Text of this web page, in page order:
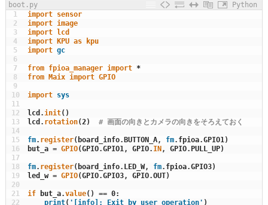
boot.py
Python
1
2
3
4
5
6
7
8
9
10
11
12
13
14
15
16
17
18
19
20
21
22
import sensor
import image
import
lcd
import
KPU as
kpu
import gc
from fpioa_manager import *
from
Maix import GPIO
import sys
lcd .init( )
lcd . rotation(2) # 画面の向きとカメラの向きをそろえておく
fm. register( board_info. BUTTON_A, fm. fpioa.GPIO1)
but_a = GPIO(GPIO.GPIO1, GPIO. IN , GPIO. PULL_UP)
fm. register( board_info. LED_W, fm. fpioa.GPIO3)
led_w = GPIO(GPIO.GPIO3, GPIO.OUT)
if but_a.value( ) == 0:
print( '[info]: Exit by user operation' )